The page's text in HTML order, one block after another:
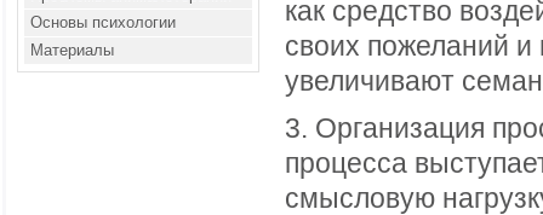
Основы психологии
Материалы
как средство
своих пожеланий
увеличивают
3. Организация
процесса
смысловую